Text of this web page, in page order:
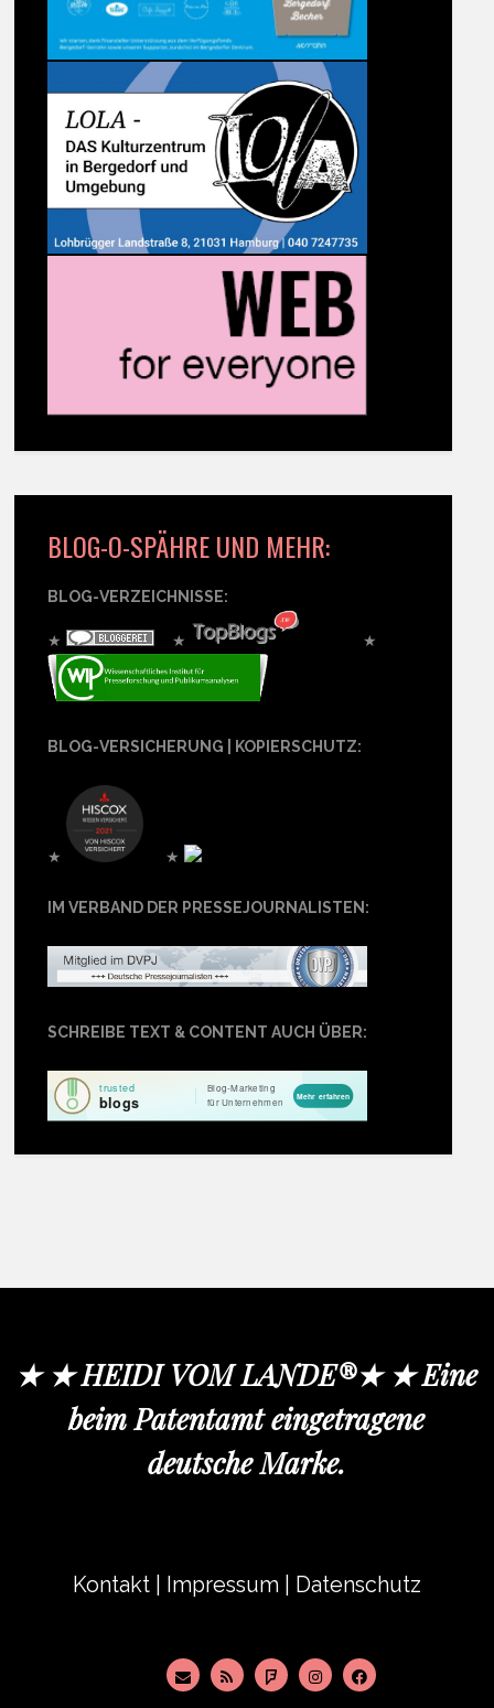
BLOG-O-SPÄHRE UND MEHR:
BLOG-VERZEICHNISSE:
★ ★ ★
BLOG-VERSICHERUNG | KOPIERSCHUTZ:
★ ★
IM VERBAND DER PRESSEJOURNALISTEN:
SCHREIBE TEXT & CONTENT AUCH ÜBER:
★ ★ HEIDI VOM LANDE®★ ★ Eine
beim Patentamt eingetragene
deutsche Marke.
Kontakt Impressum Datenschutz